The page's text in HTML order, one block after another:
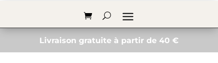
Livraison gratuite à partir de 40 €